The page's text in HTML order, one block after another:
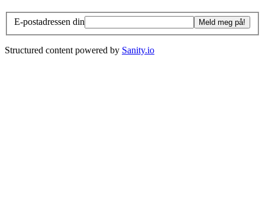
E-postadressen din Meld meg på!
Structured content powered by Sanity.io